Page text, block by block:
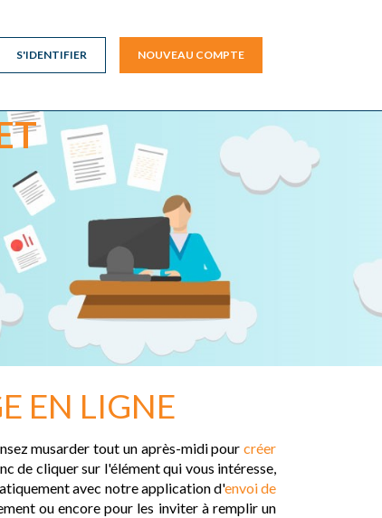
S'IDENTIFIER NOUVEAU COMPTE
EN LIGNE
musarder tout un après-midi pour créer
de cliquer sur l'élément qui vous intéresse,
avec notre application d'envoi de
ou encore pour les inviter à remplir un